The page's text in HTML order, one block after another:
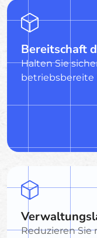
Bereitschaft
Halten Sie
Reduzieren